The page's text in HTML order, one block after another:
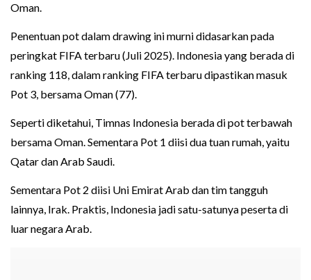
Oman.
Penentuan pot dalam drawing ini murni didasarkan pada
peringkat FIFA terbaru (Juli 2025). Indonesia yang berada di
ranking 118, dalam ranking FIFA terbaru dipastikan masuk
Pot 3, bersama Oman (77).
Seperti diketahui, Timnas Indonesia berada di pot terbawah
bersama Oman. Sementara Pot 1 diisi dua tuan rumah, yaitu
Qatar dan Arab Saudi.
Sementara Pot 2 diisi Uni Emirat Arab dan tim tangguh
lainnya, Irak. Praktis, Indonesia jadi satu-satunya peserta di
luar negara Arab.